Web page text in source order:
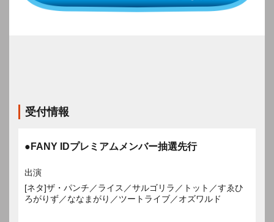
受付情報
●FANY IDプレミアムメンバー抽選先行
出演
[ネタ]ザ・パンチ／ライス／サルゴリラ／トット／すゑひ
ろがりず／ななまがり／ツートライブ／オズワルド